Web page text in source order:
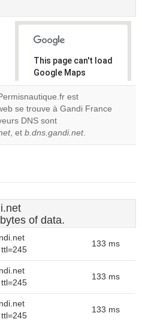
This page can't load
Google Maps
correctly.
Do you
own this
website?
est
se trouve à Gandi France
DNS sont
, et b.dns.gandi.net.
of data.
133 ms
133 ms
133 ms